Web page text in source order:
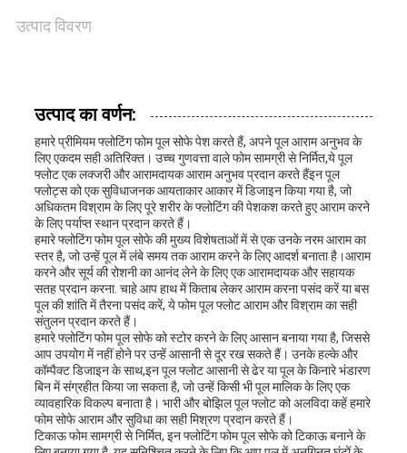
संपर्क
समाचार
उद्धरण
मांगें
साइटमैप
PRIVACY
POLICY
उत्पाद विवरण
उत्पाद का वर्णन:
हमारे प्रीमियम फ्लोटिंग फोम पूल सोफे पेश करते हैं, अपने पूल आराम अनुभव के
लिए एकदम सही अतिरिक्त। उच्च गुणवत्ता वाले फोम सामग्री से निर्मित,ये पूल
फ्लोट एक लक्जरी और आरामदायक आराम अनुभव प्रदान करते हैंइन पूल
फ्लोट्स को एक सुविधाजनक आयताकार आकार में डिजाइन किया गया है, जो
अधिकतम विश्राम के लिए पूरे शरीर के फ्लोटिंग की पेशकश करते हुए आराम करने
के लिए पर्याप्त स्थान प्रदान करते हैं।
हमारे फ्लोटिंग फोम पूल सोफे की मुख्य विशेषताओं में से एक उनके नरम आराम का
स्तर है, जो उन्हें पूल में लंबे समय तक आराम करने के लिए आदर्श बनाता है।आराम
करने और सूर्य की रोशनी का आनंद लेने के लिए एक आरामदायक और सहायक
सतह प्रदान करना. चाहे आप हाथ में किताब लेकर आराम करना पसंद करें या बस
पूल की शांति में तैरना पसंद करें, ये फोम पूल फ्लोट आराम और विश्राम का सही
संतुलन प्रदान करते हैं।
हमारे फ्लोटिंग फोम पूल सोफे को स्टोर करने के लिए आसान बनाया गया है, जिससे
आप उपयोग में नहीं होने पर उन्हें आसानी से दूर रख सकते हैं। उनके हल्के और
कॉम्पैक्ट डिजाइन के साथ,इन पूल फ्लोट आसानी से ढेर या पूल के किनारे भंडारण
बिन में संग्रहीत किया जा सकता है, जो उन्हें किसी भी पूल मालिक के लिए एक
व्यावहारिक विकल्प बनाता है। भारी और बोझिल पूल फ्लोट को अलविदा कहें हमारे
फोम सोफे आराम और सुविधा का सही मिश्रण प्रदान करते हैं।
टिकाऊ फोम सामग्री से निर्मित, इन फ्लोटिंग फोम पूल सोफे को टिकाऊ बनाने के